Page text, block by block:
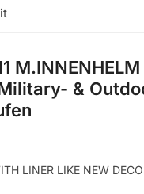
M.INNENHELM
&
LINER LIKE NEW DECO